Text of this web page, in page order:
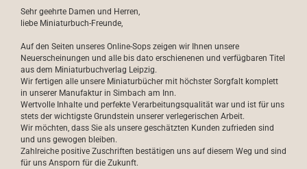
Sehr geehrte Damen und Herren,
liebe Miniaturbuch-Freunde,
Auf den Seiten unseres Online-Sops zeigen wir Ihnen unsere
Neuerscheinungen und alle bis dato erschienenen und verfügbaren Titel
aus dem Miniaturbuchverlag Leipzig.
Wir fertigen alle unsere Miniaturbücher mit höchster Sorgfalt komplett
in unserer Manufaktur in Simbach am Inn.
Wertvolle Inhalte und perfekte Verarbeitungsqualität war und ist für uns
stets der wichtigste Grundstein unserer verlegerischen Arbeit.
Wir möchten, dass Sie als unsere geschätzten Kunden zufrieden sind
und uns gewogen bleiben.
Zahlreiche positive Zuschriften bestätigen uns auf diesem Weg und sind
für uns Ansporn für die Zukunft.